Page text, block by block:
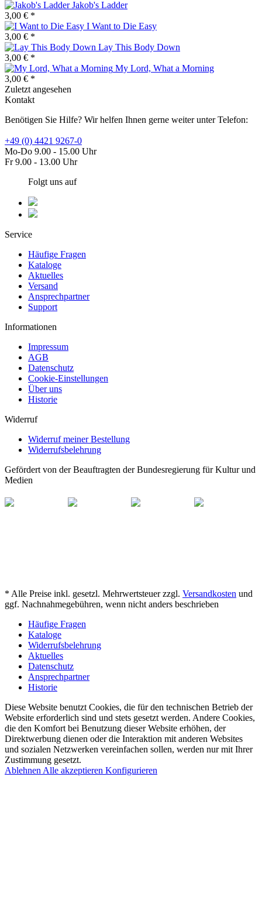
Jakob's Ladder
3,00 € *
I Want to Die Easy
3,00 € *
Lay This Body Down
3,00 € *
My Lord, What a Morning
3,00 € *
Zuletzt angesehen
Kontakt
Benötigen Sie Hilfe? Wir helfen Ihnen gerne weiter unter Telefon:
+49 (0) 4421 9267-0
Mo-Do 9.00 - 15.00 Uhr
Fr 9.00 - 13.00 Uhr
Folgt uns auf
Service
Häufige Fragen
Kataloge
Aktuelles
Versand
Ansprechpartner
Support
Informationen
Impressum
AGB
Datenschutz
Cookie-Einstellungen
Über uns
Historie
Widerruf
Widerruf meiner Bestellung
Widerrufsbelehrung
Gefördert von der Beauftragten der Bundesregierung für Kultur und
Medien
* Alle Preise inkl. gesetzl. Mehrwertsteuer zzgl. Versandkosten und
ggf. Nachnahmegebühren, wenn nicht anders beschrieben
Häufige Fragen
Kataloge
Widerrufsbelehrung
Aktuelles
Datenschutz
Ansprechpartner
Historie
Diese Website benutzt Cookies, die für den technischen Betrieb der
Website erforderlich sind und stets gesetzt werden. Andere Cookies,
die den Komfort bei Benutzung dieser Website erhöhen, der
Direktwerbung dienen oder die Interaktion mit anderen Websites
und sozialen Netzwerken vereinfachen sollen, werden nur mit Ihrer
Zustimmung gesetzt.
Ablehnen Alle akzeptieren Konfigurieren